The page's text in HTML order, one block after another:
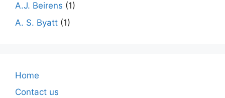
A.J. Beirens (1)
A. S. Byatt (1)
Home
Contact us